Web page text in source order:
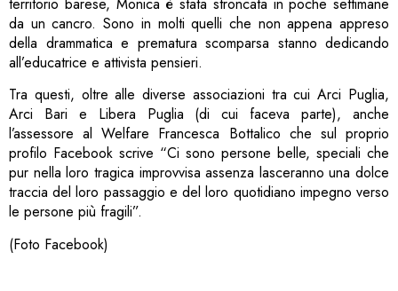
da un cancro. Sono in molti quelli che non appena appreso
della drammatica e prematura scomparsa stanno dedicando
all’educatrice e attivista pensieri.
Tra questi, oltre alle diverse associazioni tra cui Arci Puglia,
Arci Bari e Libera Puglia (di cui faceva parte), anche
l’assessore al Welfare Francesca Bottalico che sul proprio
profilo Facebook scrive “Ci sono persone belle, speciali che
pur nella loro tragica improvvisa assenza lasceranno una dolce
traccia del loro passaggio e del loro quotidiano impegno verso
le persone più fragili”.
(Foto Facebook)